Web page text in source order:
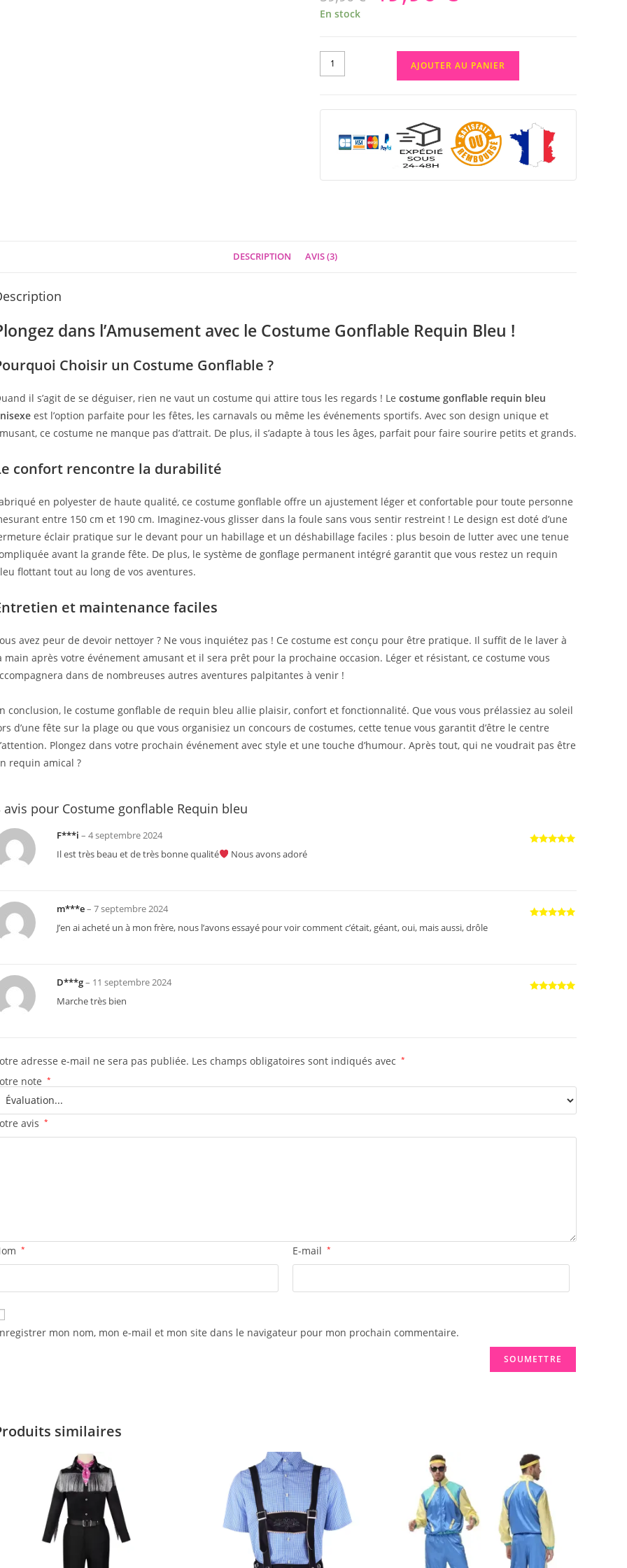
En stock
AJOUTER AU PANIER
DESCRIPTION AVIS (3)
dans l’Amusement avec le Costume Gonflable Requin Bleu !
Choisir un Costume Gonflable ?
il s’agit de se déguiser, rien ne vaut un costume qui attire tous les regards ! Le costume gonflable requin bleu
est l’option parfaite pour les fêtes, les carnavals ou même les événements sportifs. Avec son design unique et
ce costume ne manque pas d’attrait. De plus, il s’adapte à tous les âges, parfait pour faire sourire petits et grands.
confort rencontre la durabilité
en polyester de haute qualité, ce costume gonflable offre un ajustement léger et confortable pour toute personne
entre 150 cm et 190 cm. Imaginez-vous glisser dans la foule sans vous sentir restreint ! Le design est doté d’une
éclair pratique sur le devant pour un habillage et un déshabillage faciles : plus besoin de lutter avec une tenue
avant la grande fête. De plus, le système de gonflage permanent intégré garantit que vous restez un requin
flottant tout au long de vos aventures.
et maintenance faciles
avez peur de devoir nettoyer ? Ne vous inquiétez pas ! Ce costume est conçu pour être pratique. Il suffit de le laver à
main après votre événement amusant et il sera prêt pour la prochaine occasion. Léger et résistant, ce costume vous
dans de nombreuses autres aventures palpitantes à venir !
conclusion, le costume gonflable de requin bleu allie plaisir, confort et fonctionnalité. Que vous vous prélassiez au soleil
d’une fête sur la plage ou que vous organisiez un concours de costumes, cette tenue vous garantit d’être le centre
Plongez dans votre prochain événement avec style et une touche d’humour. Après tout, qui ne voudrait pas être
requin amical ?
avis pour Costume gonflable Requin bleu
F***i – 4 septembre 2024
Il est très beau et de très bonne qualité
Nous avons adoré
m***e– 7 septembre 2024
J’en ai acheté un à mon frère, nous l’avons essayé pour voir comment c’était, géant, oui, mais aussi, drôle
D***g– 11 septembre 2024
Marche très bien
adresse e-mail ne sera pas publiée. Les champs obligatoires sont indiqués avec *
note *
avis *
* E-mail *
mon nom, mon e-mail et mon site dans le navigateur pour mon prochain commentaire.
similaires